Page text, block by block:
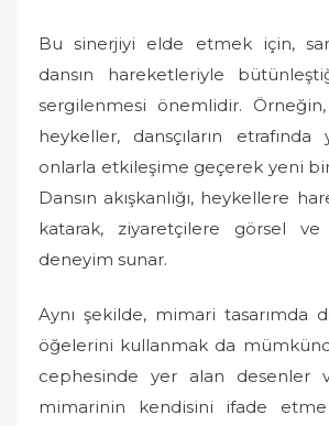
Bu sinerjiyi elde etmek için,
dansın hareketleriyle
sergilenmesi önemlidir.
heykeller, dansçıların
onlarla etkileşime geçerek yeni
Dansın akışkanlığı, heykellere
katarak, ziyaretçilere görsel
deneyim sunar.
Aynı şekilde, mimari tasarımda
öğelerini kullanmak da
cephesinde yer alan desenler
mimarinin kendisini ifade